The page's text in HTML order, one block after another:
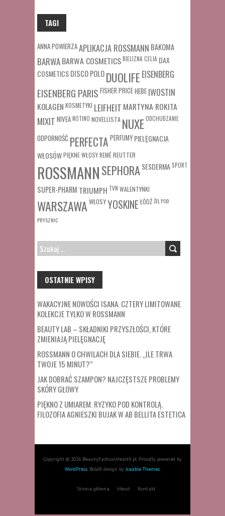
TAGI
ANNA POWIERZAAPLIKACJA ROSSMANN BAKOMA
BARWABARWA COSMETICSBIELIZNA CELIA DAX
COSMETICSDISCO POLODUOLIFE EISENBERG
EISENBERG PARIS FISHER PRICEHEBE IWOSTIN
KOLAGEN KOSMETYKI LEIFHEIT MARTYNA ROKITA
MIXIT NIVEANOTINO NOVELLISTA NUXEODCHUDZANIE
ODPORNOŚĆ PERFECTA PERFUMY PIELĘGNACJA
WŁOSÓWPIĘKNE WŁOSYREMÉREUTTER
ROSSMANNSEPHORASESDERMA SPORT
SUPER-PHARM TRIUMPH TVN WALENTYNKI
WARSZAWA WŁOSYYOSKINE ŁÓDŹŻEL POD
PRYSZNIC
SZUKAJ:
OSTATNIE WPISY
WAKACYJNE NOWOŚCI ISANA. CZTERY LIMITOWANE
KOLEKCJE TYLKO W ROSSMANN
BEAUTY LAB – SKŁADNIKI PRZYSZŁOŚCI, KTÓRE
ZMIENIAJĄ PIELĘGNACJĘ
ROSSMANN O CHWILACH DLA SIEBIE. „ILE TRWA
TWOJE 15 MINUT?”
JAK DOBRAĆ SZAMPON? NAJCZĘSTSZE PROBLEMY
SKÓRY GŁOWY
PIĘKNO Z UMIAREM. RYZYKO POD KONTROLĄ.
FILOZOFIA AGNIESZKI BUJAK W AB BELLITA ESTETICA
Copyright © 2026 BeautyFashionHealth.pl. Proudly powered by
WordPress. BoldR design by Iceable Themes.
Strona główna About Kontakt